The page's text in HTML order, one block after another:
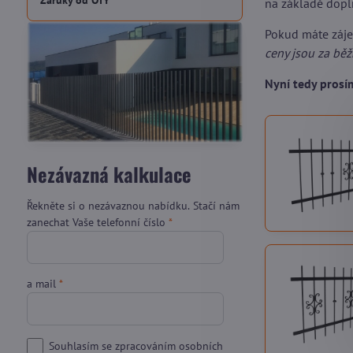
na základě
Pokud máte
ceny jsou za
Nyní tedy
Nezávazná kalkulace
Řekněte si o nezávaznou nabídku. Stačí nám
zanechat Vaše telefonní číslo *
a mail *
Souhlasím se zpracováním osobních